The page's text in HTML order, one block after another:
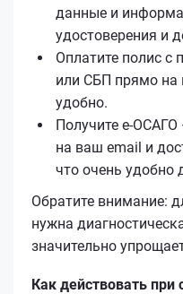
данные и
удостоверения и
Оплатите полис
или СБП прямо на
удобно.
Получите
на ваш email и
что очень удобно
Обратите внимание:
нужна
значительно
Как действовать при